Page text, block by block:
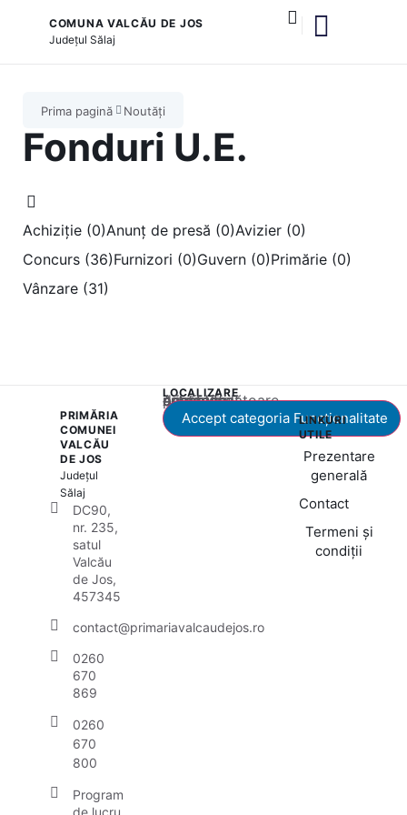
COMUNA VALCĂU DE JOS
Județul Sălaj
Prima pagină Noutăți
Fonduri U.E.
Achiziție (0)Anunț de presă (0)Avizier (0)
Concurs (36)Furnizori (0)Guvern (0)Primărie (0)
Vânzare (31)
PRIMĂRIA
COMUNEI
VALCĂU
DE JOS
Județul
Sălaj
DC90,
nr. 235,
satul
Valcău
de Jos,
457345
contact@primariavalcaudejos.ro
0260
670
869
0260
670
800
Program
de lucru
LOCALIZARE
Acest conținut este blocat până când acceptați categoria corespunzătoare de cookie-uri.
Accept categoria Funcționalitate
LINKURI
UTILE
Prezentare
generală
Contact
Termeni și
condiții